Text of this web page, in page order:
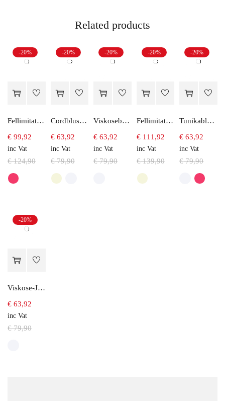
Related products
-20%
Fellimitatweste
€124,90
€ 99,92
inc Vat
-20%
Cordbluse mit Paisleydruck
€79,90
€63,92
inc Vat
-20%
Viskosebluse mit Leo-druck
€79,90
€ 63,92
inc Vat
-20%
Fellimitatweste Lang
€139,90
€111,92
inc Vat
-20%
Tunikabluse aus Viskose
€79,90
€ 63,92
inc Vat
-20%
Viskose-Jerseybluse mit geometrischem Druck
€79,90
€ 63,92
inc Vat